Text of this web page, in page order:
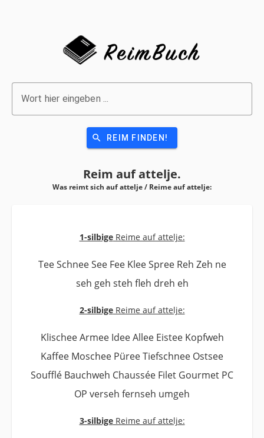
Wort hier eingeben ...
search REIM FINDEN!
Reim aufattelje.
Was reimt sich auf attelje / Reime aufattelje:
1-silbigeReime auf attelje:
Tee Schnee See Fee Klee Spree Reh Zeh ne
seh geh steh fleh dreh eh
2-silbigeReime auf attelje:
Klischee Armee Idee Allee Eistee Kopfweh
Kaffee Moschee Püree Tiefschnee Ostsee
Soufflé Bauchweh Chaussée Filet Gourmet PC
OP verseh fernseh umgeh
3-silbigeReime auf attelje: